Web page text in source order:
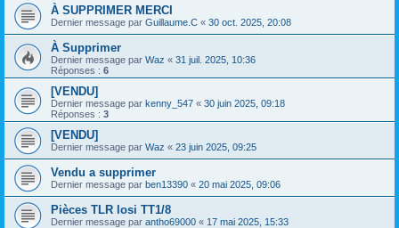
À SUPPRIMER MERCI
Dernier message par Guillaume.C « 30 oct. 2025, 20:08
À Supprimer
Dernier message par Waz « 31 juil. 2025, 10:36
Réponses : 6
[VENDU]
Dernier message par kenny_547 « 30 juin 2025, 09:18
Réponses : 3
[VENDU]
Dernier message par Waz « 23 juin 2025, 09:25
Vendu a supprimer
Dernier message par ben13390 « 20 mai 2025, 09:06
Pièces TLR losi TT1/8
Dernier message par antho69000 « 17 mai 2025, 15:33